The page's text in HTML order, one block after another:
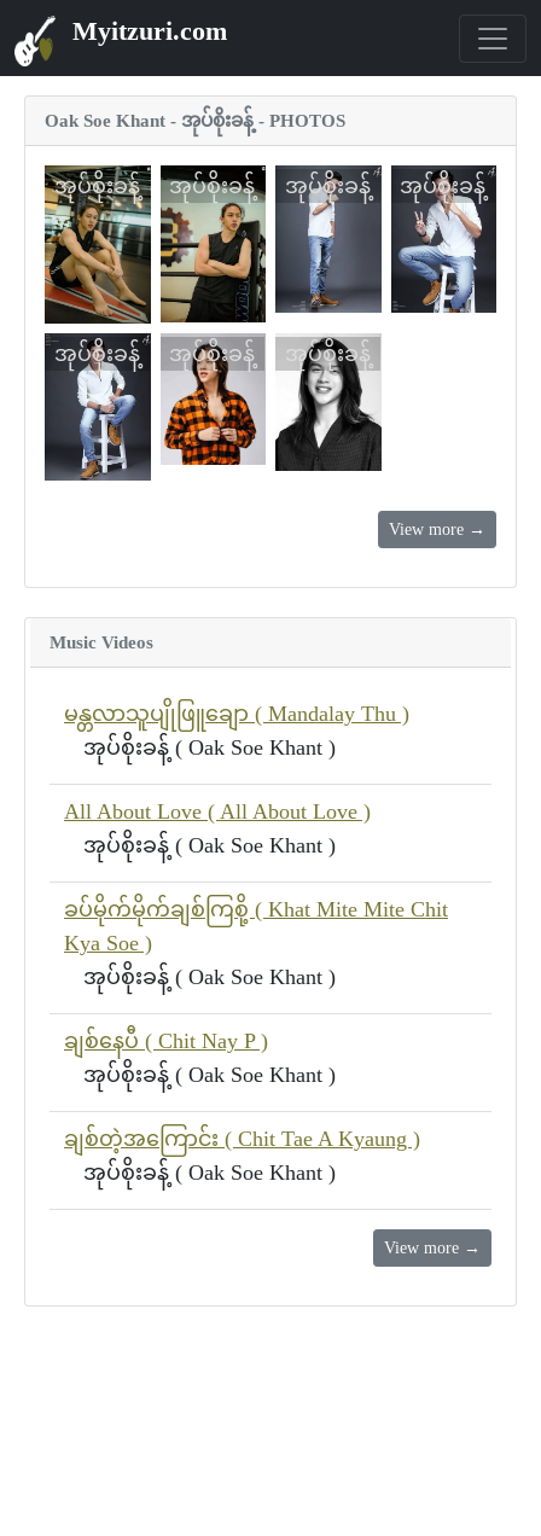
Myitzuri.com
Oak Soe Khant - အုပ်စိုးခန့် - PHOTOS
အုပ်စိုးခန့် အုပ်စိုးခန့် အုပ်စိုးခန့် အုပ်စိုးခန့်
အုပ်စိုးခန့် အုပ်စိုးခန့် အုပ်စိုးခန့်
View more →
Music Videos
မန္တလာသူပျိုဖြူချော ( Mandalay Thu )
အုပ်စိုးခန့် ( Oak Soe Khant )
All About Love ( All About Love )
အုပ်စိုးခန့် ( Oak Soe Khant )
ခပ်မိုက်မိုက်ချစ်ကြစို့ ( Khat Mite Mite Chit
Kya Soe )
အုပ်စိုးခန့် ( Oak Soe Khant )
ချစ်နေပီ ( Chit Nay P )
အုပ်စိုးခန့် ( Oak Soe Khant )
ချစ်တဲ့အ‌ကြောင်း ( Chit Tae A Kyaung )
အုပ်စိုးခန့် ( Oak Soe Khant )
View more →